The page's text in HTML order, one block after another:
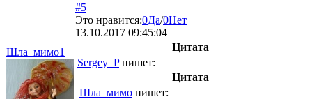
Шла_мимо1
#5
Это нравится:0Да/0Нет
13.10.2017 09:45:04
Цитата
Sergey_Pпишет:
Цитата
Шла_мимо пишет: